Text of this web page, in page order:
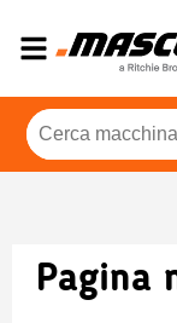
Pagina